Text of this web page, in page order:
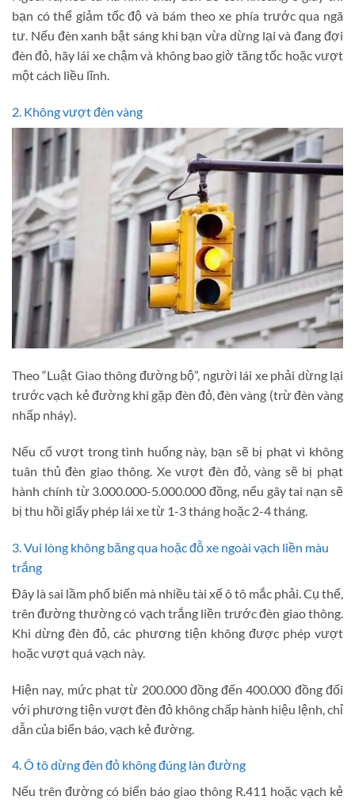
bạn có thể giảm tốc độ và bám theo xe phía trước qua ngã
tư. Nếu đèn xanh bật sáng khi bạn vừa dừng lại và đang đợi
đèn đỏ, hãy lái xe chậm và không bao giờ tăng tốc hoặc vượt
một cách liều lĩnh.
2. Không vượt đèn vàng
Theo “Luật Giao thông đường bộ”, người lái xe phải dừng lại
trước vạch kẻ đường khi gặp đèn đỏ, đèn vàng (trừ đèn vàng
nhấp nháy).
Nếu cố vượt trong tình huống này, bạn sẽ bị phạt vì không
tuân thủ đèn giao thông. Xe vượt đèn đỏ, vàng sẽ bị phạt
hành chính từ 3.000.000-5.000.000 đồng, nếu gây tai nạn sẽ
bị thu hồi giấy phép lái xe từ 1-3 tháng hoặc 2-4 tháng.
3. Vui lòng không băng qua hoặc đỗ xe ngoài vạch liền màu
trắng
Đây là sai lầm phổ biến mà nhiều tài xế ô tô mắc phải. Cụ thể,
trên đường thường có vạch trắng liền trước đèn giao thông.
Khi dừng đèn đỏ, các phương tiện không được phép vượt
hoặc vượt quá vạch này.
Hiện nay, mức phạt từ 200.000 đồng đến 400.000 đồng đối
với phương tiện vượt đèn đỏ không chấp hành hiệu lệnh, chỉ
dẫn của biển báo, vạch kẻ đường.
4. Ô tô dừng đèn đỏ không đúng làn đường
Nếu trên đường có biển báo giao thông R.411 hoặc vạch kẻ